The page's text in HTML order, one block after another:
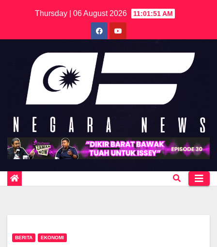
Thursday | 06 August 2026 11:01:51 AM
BERITA EKONOMI